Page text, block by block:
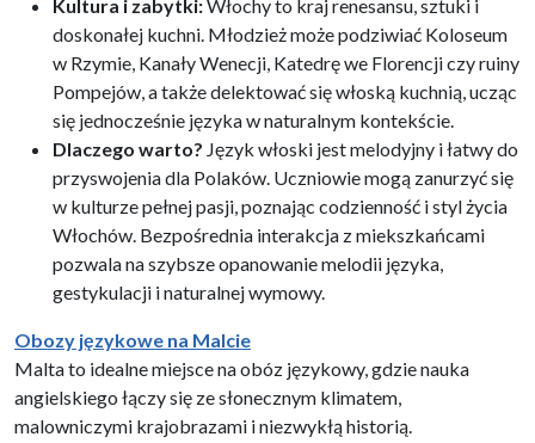
Kultura i zabytki:Włochy to kraj renesansu, sztuki i
doskonałej kuchni. Młodzież może podziwiać Koloseum
w Rzymie, Kanały Wenecji, Katedrę we Florencji czy ruiny
Pompejów, a także delektować się włoską kuchnią, ucząc
się jednocześnie języka w naturalnym kontekście.
Dlaczego warto? Język włoski jest melodyjny i łatwy do
przyswojenia dla Polaków. Uczniowie mogą zanurzyć się
w kulturze pełnej pasji, poznając codzienność i styl życia
Włochów. Bezpośrednia interakcja z miekszkańcami
pozwala na szybsze opanowanie melodii języka,
gestykulacji i naturalnej wymowy.
Obozy językowe na Malcie
Malta to idealne miejsce na obóz językowy, gdzie nauka
angielskiego łączy się ze słonecznym klimatem,
malowniczymi krajobrazami i niezwykłą historią.